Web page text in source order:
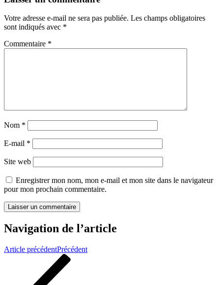
Votre adresse e-mail ne sera pas publiée. Les champs obligatoires
sont indiqués avec *
Commentaire *
Nom *
E-mail *
Site web
Enregistrer mon nom, mon e-mail et mon site dans le navigateur
pour mon prochain commentaire.
Navigation de l’article
Article précédentPrécédent